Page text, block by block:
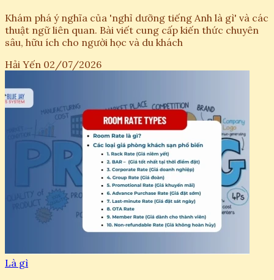
Khám phá ý nghĩa của 'nghỉ dưỡng tiếng Anh là gì' và các
thuật ngữ liên quan. Bài viết cung cấp kiến thức chuyên
sâu, hữu ích cho người học và du khách
Hải Yến 02/07/2026
Là gì